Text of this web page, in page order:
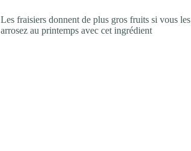
Les fraisiers donnent de plus gros fruits si vous les
arrosez au printemps avec cet ingrédient